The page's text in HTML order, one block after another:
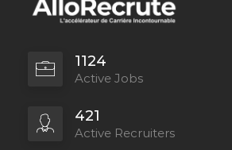
1124
Active Jobs
421
Active Recruiters